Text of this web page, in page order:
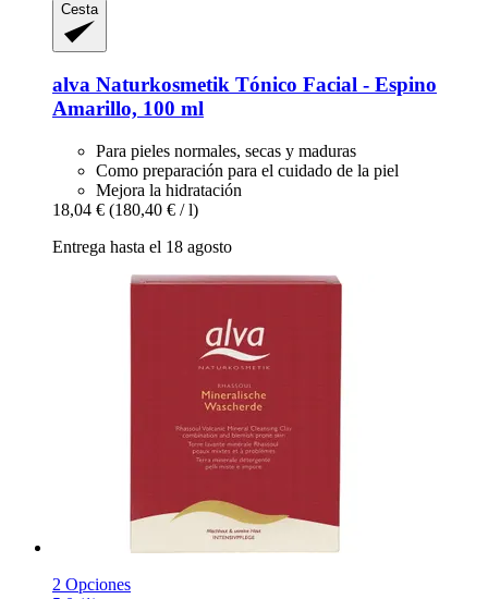
Cesta
alva Naturkosmetik Tónico Facial -​ Espino
Amarillo, 100 ml
Para pieles normales, secas y maduras
Como preparación para el cuidado de la piel
Mejora la hidratación
18,04 € (180,40 € / l)
Entrega hasta el 18 agosto
2 Opciones